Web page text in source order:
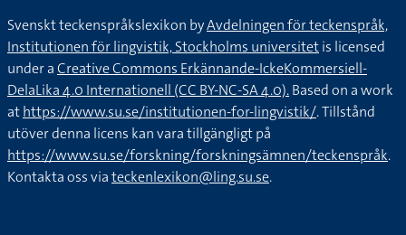
Svenskt teckenspråkslexikon byAvdelningen för teckenspråk,
Institutionen för lingvistik, Stockholms universitetis licensed
under aCreative Commons Erkännande-IckeKommersiell-
DelaLika 4.0 Internationell (CC BY-NC-SA 4.0).Based on a work
athttps://www.su.se/institutionen-for-lingvistik/. Tillstånd
utöver denna licens kan vara tillgängligt på
https://www.su.se/forskning/forskningsämnen/teckenspråk.
Kontakta oss viateckenlexikon@ling.su.se.